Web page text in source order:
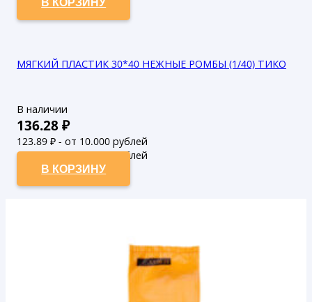
МЯГКИЙ ПЛАСТИК 30*40 НЕЖНЫЕ РОМБЫ (1/40) ТИКО
В наличии
136.28₽
123.89 ₽ - от 10.000 рублей
112.63₽ - от 50.000 рублей
В КОРЗИНУ